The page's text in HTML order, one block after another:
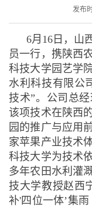
发布
6月16日，山
员一行，携陕西
科技大学园艺学
水利科技有限公
技术”。 公司总
该项技术在陕西
园的推广与应用
家苹果产业技术
科技大学为技术
多年农田水利灌
技大学教授赵西
补'四位一体’集